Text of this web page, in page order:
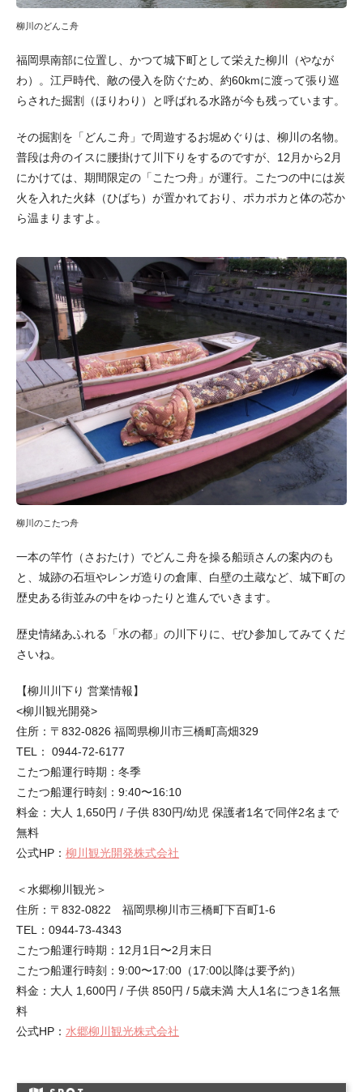
柳川のどんこ舟
福岡県南部に位置し、かつて城下町として栄えた柳川（やなが
わ）。江戸時代、敵の侵入を防ぐため、約60kmに渡って張り巡
らされた掘割（ほりわり）と呼ばれる水路が今も残っています。
その掘割を「どんこ舟」で周遊するお堀めぐりは、柳川の名物。
普段は舟のイスに腰掛けて川下りをするのですが、12月から2月
にかけては、期間限定の「こたつ舟」が運行。こたつの中には炭
火を入れた火鉢（ひばち）が置かれており、ポカポカと体の芯か
ら温まりますよ。
柳川のこたつ舟
一本の竿竹（さおたけ）でどんこ舟を操る船頭さんの案内のも
と、城跡の石垣やレンガ造りの倉庫、白壁の土蔵など、城下町の
歴史ある街並みの中をゆったりと進んでいきます。
歴史情緒あふれる「水の都」の川下りに、ぜひ参加してみてくだ
さいね。
【柳川川下り 営業情報】
<柳川観光開発>
住所：〒832-0826 福岡県柳川市三橋町高畑329
TEL： 0944-72-6177
こたつ船運行時期：冬季
こたつ船運行時刻：9:40〜16:10
料金：大人 1,650円 / 子供 830円/幼児 保護者1名で同伴2名まで
無料
公式HP： 柳川観光開発株式会社
＜水郷柳川観光＞
住所：〒832-0822 福岡県柳川市三橋町下百町1-6
TEL：0944-73-4343
こたつ船運行時期：12月1日〜2月末日
こたつ船運行時刻：9:00〜17:00（17:00以降は要予約）
料金：大人 1,600円 / 子供 850円 / 5歳未満 大人1名につき1名無
料
公式HP： 水郷柳川観光株式会社